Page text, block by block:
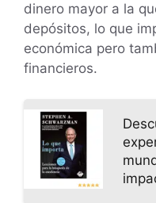
dinero mayor a la
depósitos, lo que
económica pero
financieros.